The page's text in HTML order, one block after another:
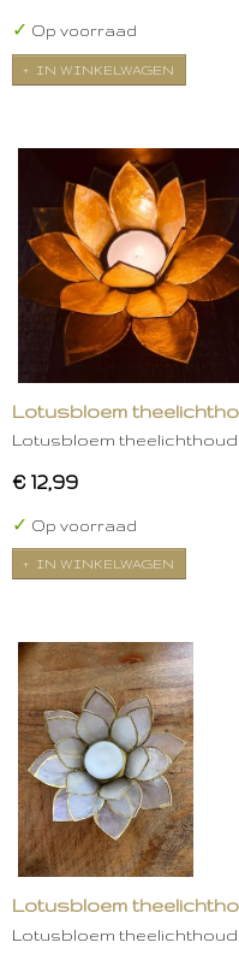
✓ Op voorraad
IN WINKELWAGEN
Lotusbloem
Lotusbloem
€ 12,99
✓ Op voorraad
IN WINKELWAGEN
Lotusbloem
Lotusbloem